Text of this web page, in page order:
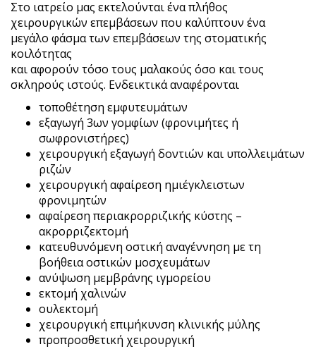
Στο ιατρείο μας εκτελούνται ένα πλήθος
χειρουργικών επεμβάσεων που καλύπτουν ένα
μεγάλο φάσμα των επεμβάσεων της στοματικής
κοιλότητας
και αφορούν τόσο τους μαλακούς όσο και τους
σκληρούς ιστούς. Ενδεικτικά αναφέρονται
τοποθέτηση εμφυτευμάτων
εξαγωγή 3ων γομφίων (φρονιμήτες ή
σωφρονιστήρες)
χειρουργική εξαγωγή δοντιών και υπολλειμάτων
ριζών
χειρουργική αφαίρεση ημιέγκλειστων
φρονιμητών
αφαίρεση περιακρορριζικής κύστης –
ακρορριζεκτομή
κατευθυνόμενη οστική αναγέννηση με τη
βοήθεια οστικών μοσχευμάτων
ανύψωση μεμβράνης ιγμορείου
εκτομή χαλινών
ουλεκτομή
χειρουργική επιμήκυνση κλινικής μύλης
προπροσθετική χειρουργική